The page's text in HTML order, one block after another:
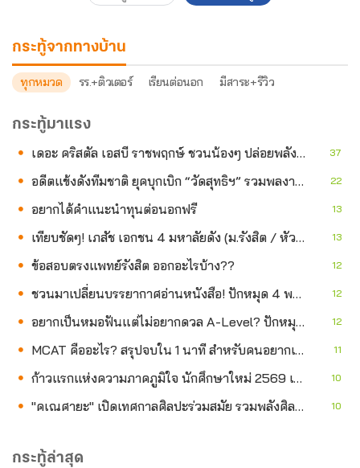
กระทู้จากทางบ้าน
ทุกหมวด รร.+ติวเตอร์ เรียนต่อนอก มีสาระ+รีวิว
กระทู้มาแรง
เดอะ คริสตัล เอสบี ราชพฤกษ์ ชวนน้องๆ ปล่อยพลังสุดมันส์ในงาน “THE CRYSTAL SB RATCHAPRUEK KIDS SPORT DAY ครั้งที่ 2” สมัครฟรี!
37
อดีตแข้งดังทีมชาติ ยุคบุกเบิก “วัดสุทธิฯ” รวมพลงาน “สิงห์สะพานปลา” คืนถิ่น 8 ส.ค.นี้ 22
อยากได้คำแนะนำทุนต่อนอกฟรี 13
เทียบชัดๆ! เภสัช เอกชน 4 มหาลัยดัง (ม.รังสิต / หัวเฉียว / สยาม / เวสเทิร์น) เจาะลึกค่าเทอม & จุดเด่น ที่ไหนคุ้มสุด? 13
ข้อสอบตรงแพทย์รังสิต ออกอะไรบ้าง?? 12
ชวนมาเปลี่ยนบรรยากาศอ่านหนังสือ! ปักหมุด 4 พอดแคสต์ภาษาอังกฤษ ฟังเพลินจนลืมง่วง แถมได้ฝึกภาษาแบบไม่รู้ตัว ** 12
อยากเป็นหมอฟันแต่ไม่อยากดวล A-Level? ปักหมุด 'ทันตะ ม.สยาม' ปู Roadmap 1 ปีติดชัวร์! 12
MCAT คืออะไร? สรุปจบใน 1 นาที สำหรับคนอยากเรียนหมออเมริกา-แคนาดา 11
ก้าวแรกแห่งความภาคภูมิใจ นักศึกษาใหม่ 2569 เริ่มต้นเส้นทางการเรียนรู้ที่ ม.หัวเฉียวฯ 10
"คเณศายะ" เปิดเทศกาลศิลปะร่วมสมัย รวมพลังศิลปิน นักสร้างสรรค์ และคนรักศิลปะ สู่พื้นที่แห่งแรงบันดาลใจ 10
กระทู้ล่าสุด